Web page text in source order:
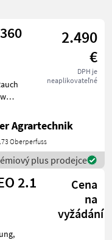
2.490
€
DPH je
neaplikovateľné
-
-
-Bauj
Agrartechnik
Oberperfuss
plus prodejce
2.1
Cena
na
vyžádání